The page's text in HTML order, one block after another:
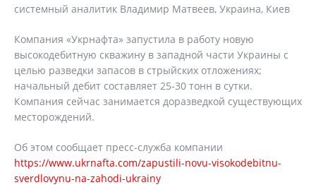
системный аналитик Владимир Матвеев, Украина, Киев
Компания «Укрнафта» запустила в работу новую
высокодебитную скважину в западной части Украины с
целью разведки запасов в стрыйских отложениях;
начальный дебит составляет 25-30 тонн в сутки.
Компания сейчас занимается доразведкой существующих
месторождений.
Об этом сообщает пресс-служба компании
https://www.ukrnafta.com/zapustili-novu-visokodebitnu-
sverdlovynu-na-zahodi-ukrainy